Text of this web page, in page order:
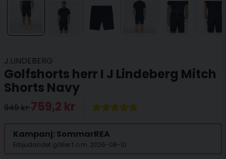
J.LINDEBERG
Golfshorts herr I J Lindeberg Mitch
Shorts Navy
949 kr759,2 kr
Kampanj: SommarREA
Erbjudandet gäller t.o.m. 2026-08-10